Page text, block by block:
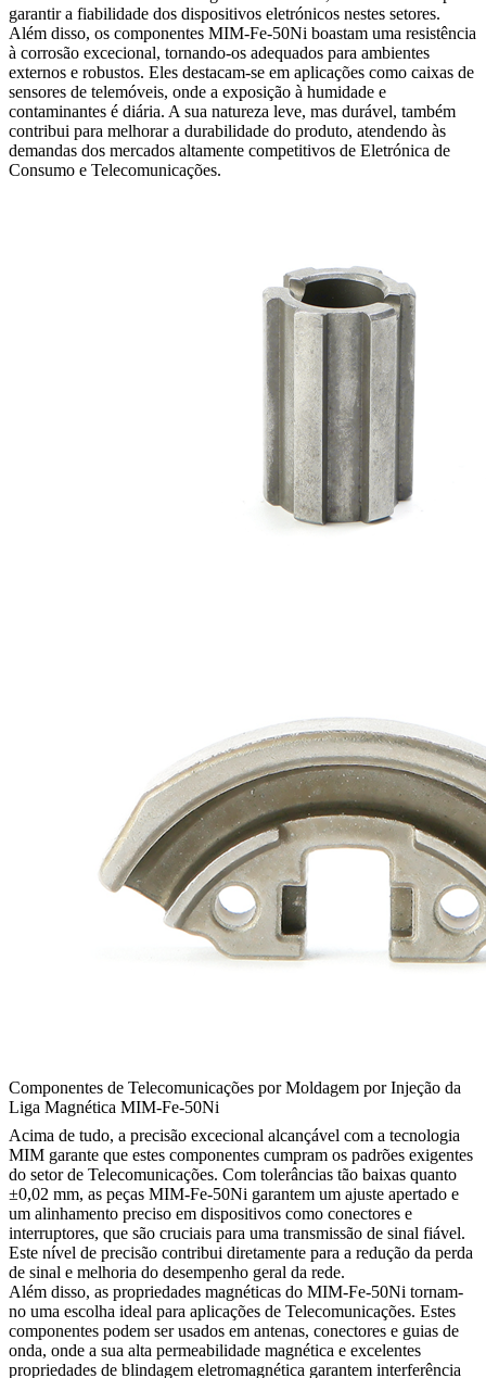
garantir a fiabilidade dos dispositivos eletrónicos nestes setores.
Além disso, os componentes MIM-Fe-50Ni boastam uma resistência
à corrosão excecional, tornando-os adequados para ambientes
externos e robustos. Eles destacam-se em aplicações como caixas de
sensores de telemóveis, onde a exposição à humidade e
contaminantes é diária. A sua natureza leve, mas durável, também
contribui para melhorar a durabilidade do produto, atendendo às
demandas dos mercados altamente competitivos de Eletrónica de
Consumo e Telecomunicações.
Componentes de Telecomunicações por Moldagem por Injeção da
Liga Magnética MIM-Fe-50Ni
Acima de tudo, a precisão excecional alcançável com a tecnologia
MIM garante que estes componentes cumpram os padrões exigentes
do setor de Telecomunicações. Com tolerâncias tão baixas quanto
±0,02 mm, as peças MIM-Fe-50Ni garantem um ajuste apertado e
um alinhamento preciso em dispositivos como conectores e
interruptores, que são cruciais para uma transmissão de sinal fiável.
Este nível de precisão contribui diretamente para a redução da perda
de sinal e melhoria do desempenho geral da rede.
Além disso, as propriedades magnéticas do MIM-Fe-50Ni tornam-
no uma escolha ideal para aplicações de Telecomunicações. Estes
componentes podem ser usados em antenas, conectores e guias de
onda, onde a sua alta permeabilidade magnética e excelentes
propriedades de blindagem eletromagnética garantem interferência